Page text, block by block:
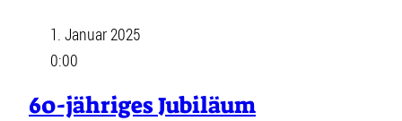
1. Januar 2025
0:00
60-jähriges Jubiläum